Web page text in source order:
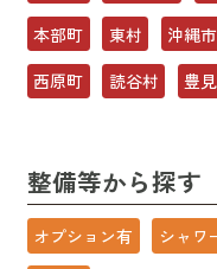
本部町
東村 沖縄市
西原町
読谷村 豊
整備等から探す
オプション有 シャワ